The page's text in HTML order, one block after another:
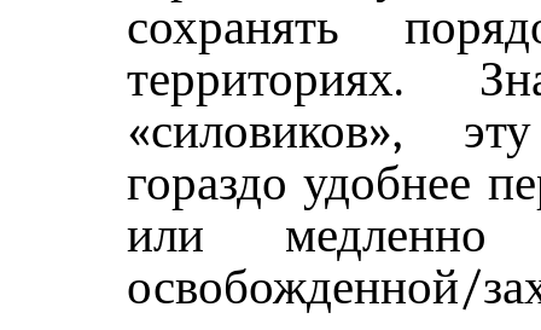
сохранять
территориях.
«силовиков»,
гораздо удобнее
или медленно
освобожденной/